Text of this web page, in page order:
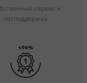
сервис и
техподдержка